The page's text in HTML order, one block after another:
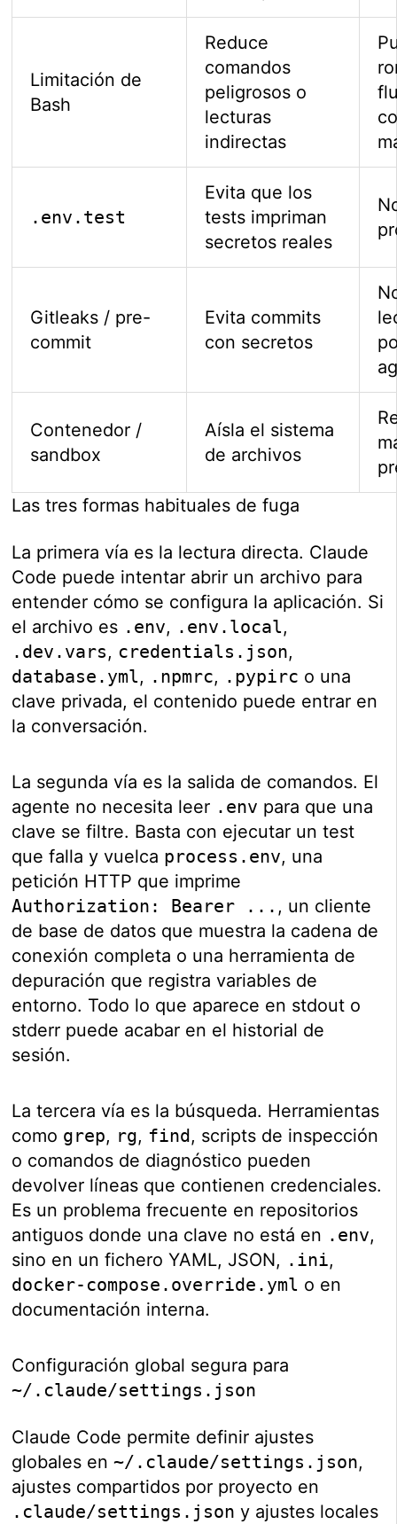
Limitación de
Bash
Reduce
comandos
peligrosos o
lecturas
indirectas
.env.test
Evita que los
tests impriman
secretos reales
Gitleaks / pre-
commit
Evita commits
con secretos
Contenedor /
sandbox
Aísla el sistema
de archivos
Las tres formas habituales de fuga
La primera vía es la lectura directa. Claude
Code puede intentar abrir un archivo para
entender cómo se configura la aplicación. Si
el archivo es .env, .env.local,
.dev.vars, credentials.json,
database.yml, .npmrc, .pypirc o una
clave privada, el contenido puede entrar en
la conversación.
La segunda vía es la salida de comandos. El
agente no necesita leer .env para que una
clave se filtre. Basta con ejecutar un test
que falla y vuelca process.env, una
petición HTTP que imprime
Authorization: Bearer ... , un cliente
de base de datos que muestra la cadena de
conexión completa o una herramienta de
depuración que registra variables de
entorno. Todo lo que aparece en stdout o
stderr puede acabar en el historial de
sesión.
La tercera vía es la búsqueda. Herramientas
como grep, rg, find, scripts de inspección
o comandos de diagnóstico pueden
devolver líneas que contienen credenciales.
Es un problema frecuente en repositorios
antiguos donde una clave no está en .env,
sino en un fichero YAML, JSON, .ini,
docker-compose.override.yml o en
documentación interna.
Configuración global segura para
~/.claude/settings.json
Claude Code permite definir ajustes
globales en~/.claude/settings.json,
ajustes compartidos por proyecto en
.claude/settings.json y ajustes locales